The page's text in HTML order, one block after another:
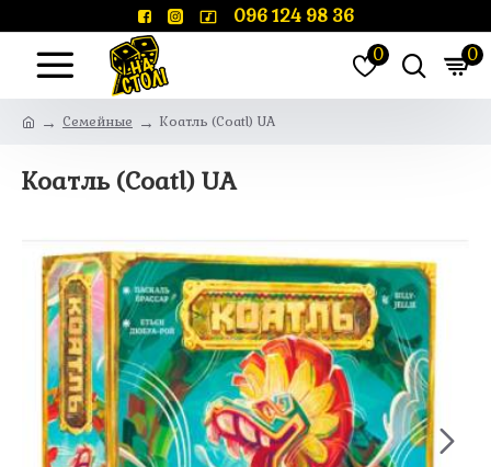
096 124 98 36
0 0
Семейные Коатль (Coatl) UA
Коатль (Coatl) UA